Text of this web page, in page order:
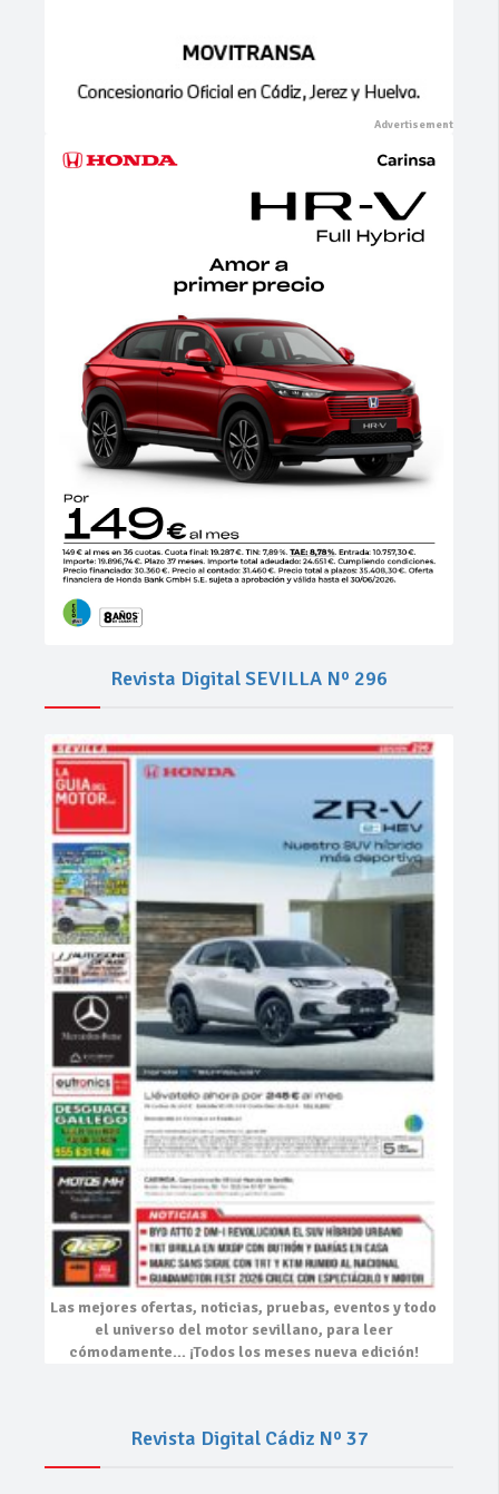
Revista Digital SEVILLA Nº 296
Las mejores ofertas, noticias, pruebas, eventosy todo
el universo del motor sevillano, para leer
cómodamente… ¡Todos los meses nueva edición!
Revista Digital Cádiz Nº 37